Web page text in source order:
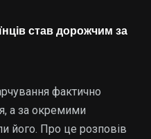
став дорожчим за
фактично
а за окремими
його. Про це розповів